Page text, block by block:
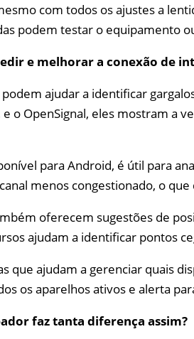
com todos os ajustes a
podem testar o equipamento
e melhorar a conexão de
ajudar a identificar
o OpenSignal, eles mostram a
para Android, é útil para
menos congestionado, o
oferecem sugestões de
ajudam a identificar pontos
que ajudam a gerenciar quais
os aparelhos ativos e alerta
faz tanta diferença assim?